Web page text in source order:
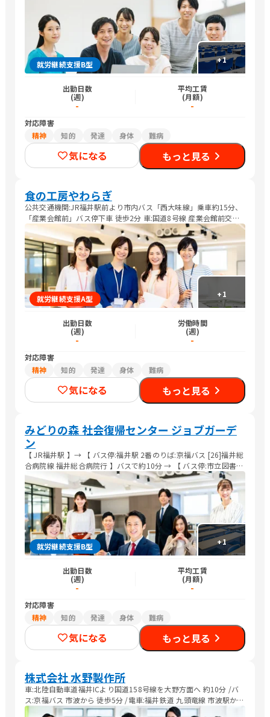
+1
就労継続支援B型
出勤日数
(週)
-
平均工賃
(月額)
-
対応障害
精神
知的 発達 身体 難病
気になる もっと見る
食の工房やわらぎ
公共交通機関:JR福井駅前より市内バス「西大味線」乗車約15分、
「産業会館前」バス停下車 徒歩2分 車:国道8号線 産業会館前交差
点を東へ300m、ユーアイふくい手前交差点を東へ200m
+1
就労継続支援A型
出勤日数
(週)
-
労働時間
(週)
-
対応障害
精神
知的 発達 身体 難病
気になる もっと見る
みどりの森 社会復帰センター ジョブガーデ
ン
【 JR福井駅 】→ 【 バス停:福井駅 2番のりば:京福バス [26]福井総
合病院線 福井総合病院行 】バスで約10分 → 【 バス停:市立図書館
前(福井市)】→ 徒歩約3分 【 JR福井駅 】→ 徒歩7分 → 【 市役所
前駅※1:福井鉄道福武線※2 】路面電車で約6分 または 23分 → 【
田原町駅 】→ 徒歩約10分
+1
就労継続支援B型
出勤日数
(週)
-
平均工賃
(月額)
-
対応障害
精神
知的 発達 身体 難病
気になる もっと見る
株式会社 水野製作所
車:北陸自動車道福井ICより国道158号線を大野方面へ 約10分 /バ
ス:京福バス 市波から 徒歩5分 /電車:福井鉄道 九頭竜線 市波駅から
徒歩5分 /送迎:要相談